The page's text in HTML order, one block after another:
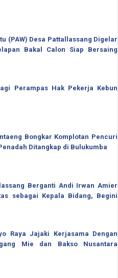
(PAW) Desa Pattallassang Digelar
Bakal Calon Siap Bersaing
Perampas Hak Pekerja Kebun
Bongkar Komplotan Pencuri
Ditangkap di Bulukumba
Berganti Andi Irwan Amier
sebagai Kepala Bidang, Begini
Raya Jajaki Kerjasama Dengan
Mie dan Bakso Nusantara